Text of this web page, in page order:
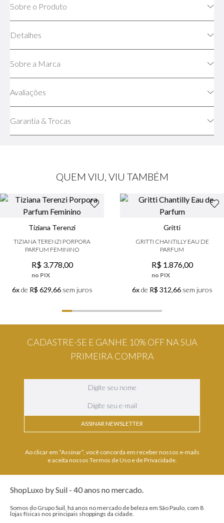
Sobre o Produto
Detalhes
Sobre a Marca
Avaliações
Garantia & Trocas
QUEM VIU, VIU TAMBÉM
Tiziana Terenzi
TIZIANA TERENZI PORPORA
PARFUM FEMININO
R$ 3.778,00
no PIX
6xde R$ 629,66sem juros
Gritti
GRITTI CHANTILLY EAU DE
PARFUM
R$ 1.876,00
no PIX
6xde R$ 312,66sem juros
CADASTRE-SE E GANHE 10% OFF NA SUA
PRIMEIRA COMPRA
ASSINAR NEWSLETTER
Ao clicar em “Assinar”, você concorda em receber nossos e-mails
e aceita nossos Termos de Uso e de Privacidade.
ShopLuxo by Suil - 40 anos no mercado.
Somos do Grupo Suil, há anos no mercado de beleza em São Paulo, com 8
lojas físicas nos principais shoppings da cidade.